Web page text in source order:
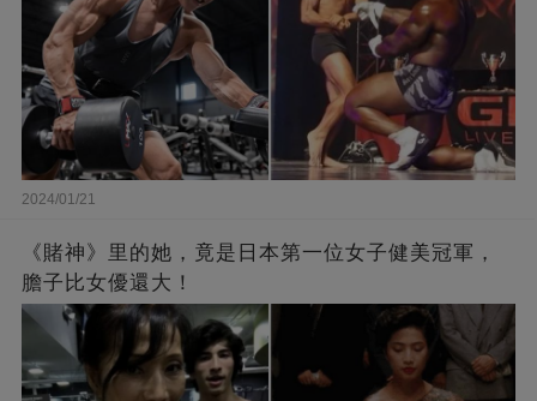
2024/01/21
《賭神》里的她，竟是日本第一位女子健美冠軍，
膽子比女優還大！